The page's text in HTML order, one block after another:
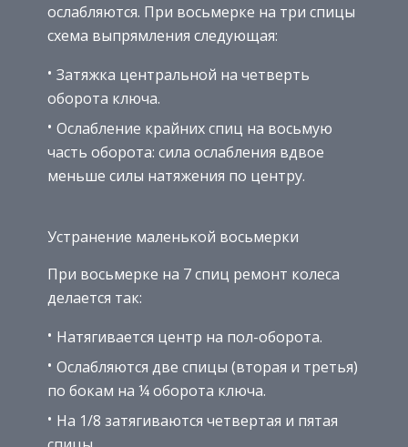
ослабляются. При восьмерке на три спицы
схема выпрямления следующая:
Затяжка центральной на четверть
оборота ключа.
Ослабление крайних спиц на восьмую
часть оборота: сила ослабления вдвое
меньше силы натяжения по центру.
Устранение маленькой восьмерки
При восьмерке на 7 спиц ремонт колеса
делается так:
Натягивается центр на пол-оборота.
Ослабляются две спицы (вторая и третья)
по бокам на ¼ оборота ключа.
На 1/8 затягиваются четвертая и пятая